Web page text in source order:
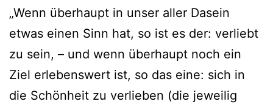
„Wenn überhaupt in unser aller Dasein
etwas einen Sinn hat, so ist es der: verliebt
zu sein, – und wenn überhaupt noch ein
Ziel erlebenswert ist, so das eine: sich in
die Schönheit zu verlieben (die jeweilig